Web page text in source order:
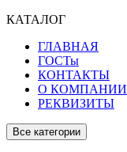
КАТАЛОГ
ГЛАВНАЯ
ГОСТы
КОНТАКТЫ
О КОМПАНИИ
РЕКВИЗИТЫ
Все категории